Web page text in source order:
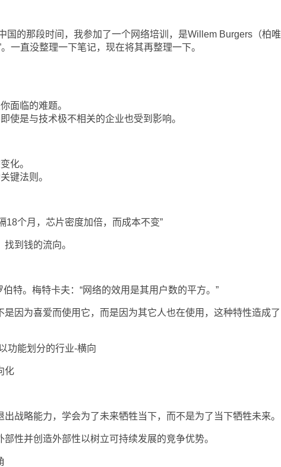
的那段时间，我参加了一个网络培训，是Willem Burgers（柏唯
一直没整理一下笔记，现在将其再整理一下。
临的难题。
是与技术极不相关的企业也受到影响。
化。
键法则。
个月，芯片密度加倍，而成本不变”
到钱的流向。
。梅特卡夫：“网络的效用是其用户数的平方。”
为喜爱而使用它，而是因为其它人也在使用，这种特性造成了
能划分的行业-横向
化
略能力，学会为了未来牺牲当下，而不是为了当下牺牲未来。
并创造外部性以树立可持续发展的竞争优势。